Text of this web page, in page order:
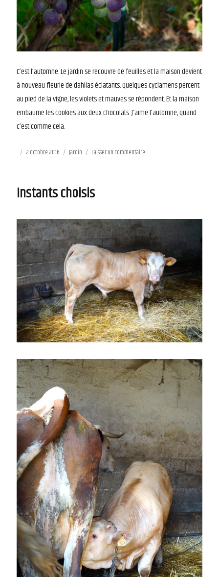
C’est l’automne. Le jardin se recouvre de feuilles et la maison devient
à nouveau fleurie de dahlias éclatants. Quelques cyclamens percent
au pied de la vigne, les violets et mauves se répondent. Et la maison
embaume les cookies aux deux chocolats. J’aime l’automne, quand
c’est comme cela.
Publié
2 octobre 2016 Catégories
Jardin Laisser un commentaire
Instants choisis